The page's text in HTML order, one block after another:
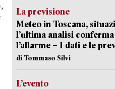
La previsione
Meteo in Toscana,
l’ultima analisi
l’allarme – I dati e le
di Tommaso Silvi
L’evento